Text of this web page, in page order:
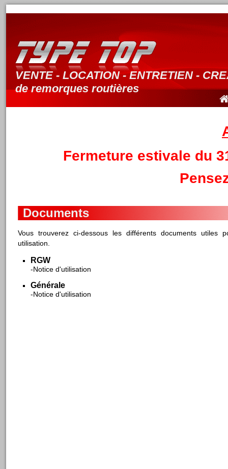
VENTE - LOCATION - ENTRETIEN -
de remorques routières
Fermeture estivale du
Documents
Vous trouverez ci-dessous les différents documents utiles
utilisation.
RGW
Notice d'utilisation
Générale
Notice d'utilisation